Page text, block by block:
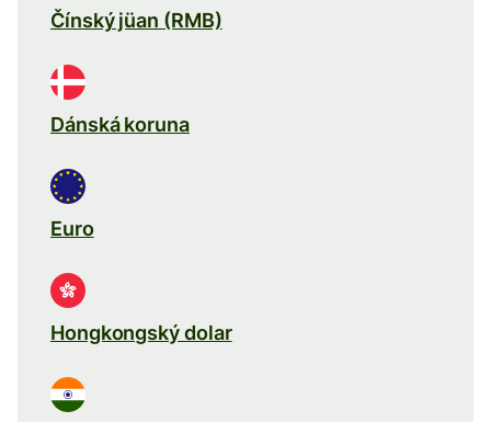
Čínský jüan (RMB)
Dánská koruna
Euro
Hongkongský dolar